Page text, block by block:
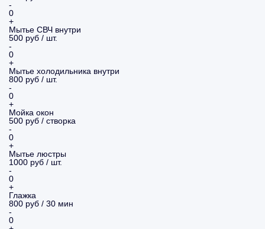
-
0
+
Мытье СВЧ внутри
500 руб / шт.
-
0
+
Мытье холодильника внутри
800 руб / шт.
-
0
+
Мойка окон
500 руб / створка
-
0
+
Мытье люстры
1000 руб / шт.
-
0
+
Глажка
800 руб / 30 мин
-
0